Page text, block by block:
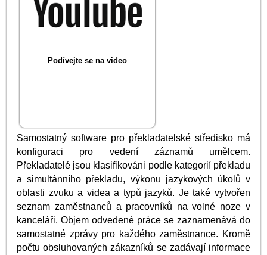
Podívejte se na video
Samostatný software pro překladatelské středisko má
konfiguraci pro vedení záznamů umělcem.
Překladatelé jsou klasifikováni podle kategorií překladu
a simultánního překladu, výkonu jazykových úkolů v
oblasti zvuku a videa a typů jazyků. Je také vytvořen
seznam zaměstnanců a pracovníků na volné noze v
kanceláři. Objem odvedené práce se zaznamenává do
samostatné zprávy pro každého zaměstnance. Kromě
počtu obsluhovaných zákazníků se zadávají informace